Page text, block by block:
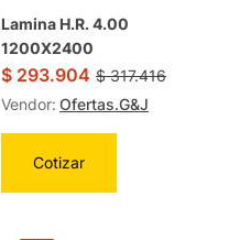
Lamina H.R. 4.00
1200X2400
$ 293.904 $317.416
Vendor: Ofertas.G&J
Cotizar